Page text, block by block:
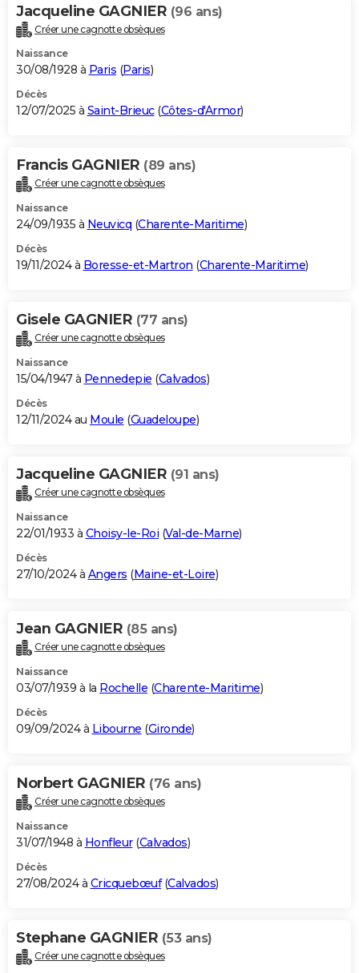
Jacqueline GAGNIER (96 ans)
Créer une cagnotte obsèques
Naissance
30/08/1928 à Paris (Paris)
Décès
12/07/2025 à Saint-Brieuc(Côtes-d'Armor)
Francis GAGNIER (89 ans)
Créer une cagnotte obsèques
Naissance
24/09/1935 à Neuvicq (Charente-Maritime)
Décès
19/11/2024 à Boresse-et-Martron (Charente-Maritime)
Gisele GAGNIER (77 ans)
Créer une cagnotte obsèques
Naissance
15/04/1947 à Pennedepie (Calvados)
Décès
12/11/2024 au Moule (Guadeloupe)
Jacqueline GAGNIER (91 ans)
Créer une cagnotte obsèques
Naissance
22/01/1933 à Choisy-le-Roi (Val-de-Marne)
Décès
27/10/2024 à Angers (Maine-et-Loire)
Jean GAGNIER (85 ans)
Créer une cagnotte obsèques
Naissance
03/07/1939 à la Rochelle (Charente-Maritime)
Décès
09/09/2024 à Libourne (Gironde)
Norbert GAGNIER (76 ans)
Créer une cagnotte obsèques
Naissance
31/07/1948 à Honfleur(Calvados)
Décès
27/08/2024 à Cricquebœuf(Calvados)
Stephane GAGNIER (53 ans)
Créer une cagnotte obsèques